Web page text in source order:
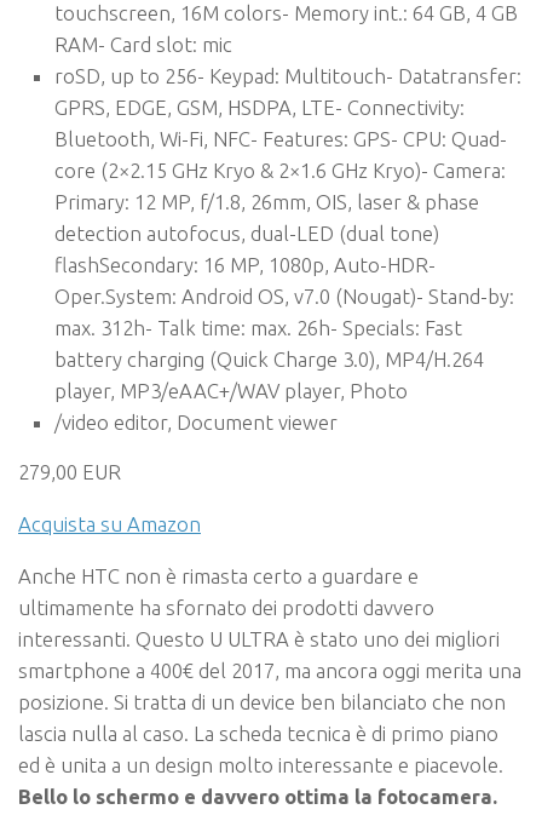
touchscreen, 16M colors- Memory int.: 64 GB, 4 GB
RAM- Card slot: mic
roSD, up to 256- Keypad: Multitouch- Datatransfer:
GPRS, EDGE, GSM, HSDPA, LTE- Connectivity:
Bluetooth, Wi-Fi, NFC- Features: GPS- CPU: Quad-
core (2×2.15 GHz Kryo & 2×1.6 GHz Kryo)- Camera:
Primary: 12 MP, f/1.8, 26mm, OIS, laser & phase
detection autofocus, dual-LED (dual tone)
flashSecondary: 16 MP, 1080p, Auto-HDR-
Oper.System: Android OS, v7.0 (Nougat)- Stand-by:
max. 312h- Talk time: max. 26h- Specials: Fast
battery charging (Quick Charge 3.0), MP4/H.264
player, MP3/eAAC+/WAV player, Photo
/video editor, Document viewer
279,00 EUR
Acquista su Amazon
Anche HTC non è rimasta certo a guardare e
ultimamente ha sfornato dei prodotti davvero
interessanti. Questo U ULTRA è stato uno dei migliori
smartphone a 400€ del 2017, ma ancora oggi merita una
posizione. Si tratta di un device ben bilanciato che non
lascia nulla al caso. La scheda tecnica è di primo piano
ed è unita a un design molto interessante e piacevole.
Bello lo schermo e davvero ottima la fotocamera.